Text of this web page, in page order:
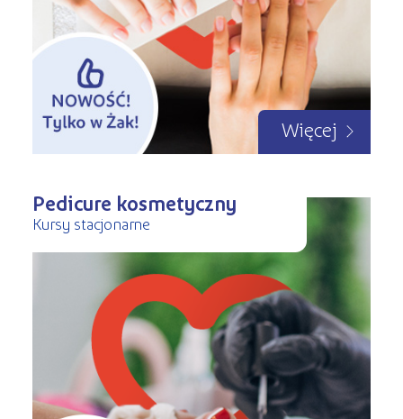
Więcej
Pedicure kosmetyczny
Kursy stacjonarne